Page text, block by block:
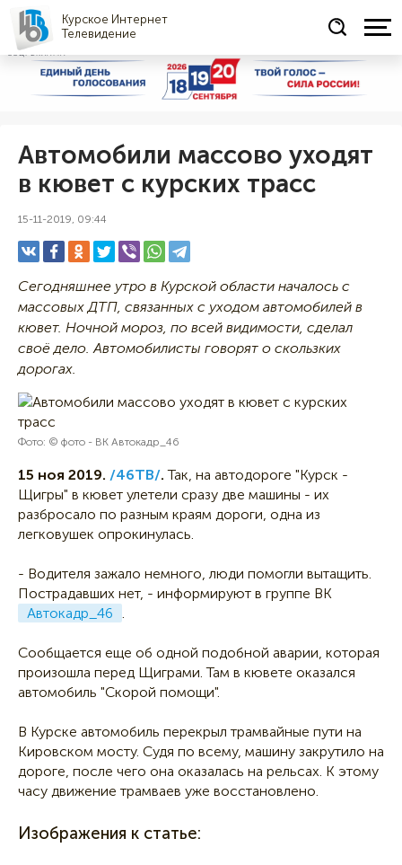
Курское Интернет
Телевидение
СОЦРЕКЛАМА
Автомобили массово уходят
в кювет с курских трасс
15-11-2019, 09:44
Сегодняшнее утро в Курской области началось с
массовых ДТП, связанных с уходом автомобилей в
кювет. Ночной мороз, по всей видимости, сделал
своё дело. Автомобилисты говорят о скользких
дорогах.
Фото: © фото - ВК Автокадр_46
15 ноя 2019. /46ТВ/.Так, на автодороге "Курск -
Щигры" в кювет улетели сразу две машины - их
разбросало по разным краям дороги, одна из
легковушек опрокинулась.
- Водителя зажало немного, люди помогли вытащить.
Пострадавших нет, - информируют в группе ВК
Автокадр_46
Сообщается еще об одной подобной аварии, которая
произошла перед Щиграми. Там в кювете оказался
автомобиль "Скорой помощи".
В Курске автомобиль перекрыл трамвайные пути на
Кировском мосту. Судя по всему, машину закрутило на
дороге, после чего она оказалась на рельсах. К этому
часу движение трамваев уже восстановлено.
Изображения к статье: